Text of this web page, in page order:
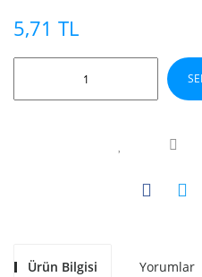
5,71 TL
Ürün Bilgisi Yorumlar